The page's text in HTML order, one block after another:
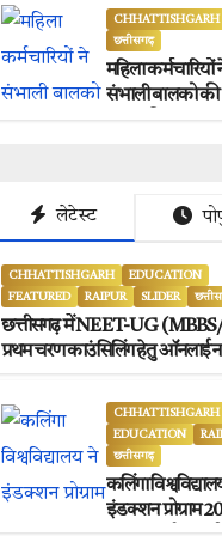
जगदलपुर प्रेस क्लब
अध्यक्षों ने किया
CHHATTISHGARH
छत्तीसगढ़
महिला कर्मचारियों
संभाली बालको
लेटेस्ट
CHHATTISHGARH
EDUCATION
FEATURED
RAIPUR SLIDER
छत्तीसगढ़ में NEET-UG
प्रथम चरण काउंसिलिंग हेतु ऑनलाईन
CHHATTISHGARH
EDUCATION
छत्तीसगढ़
कलिंगा
इंडक्शन प्रोग्राम